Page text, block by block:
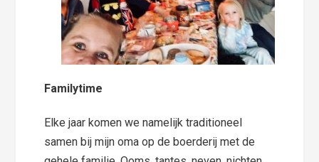
Familytime
Elke jaar komen we namelijk traditioneel
samen bij mijn oma op de boerderij met de